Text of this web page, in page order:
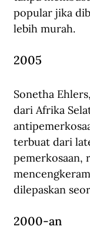
popular jika
lebih murah.
2005
Sonetha
dari Afrika
terbuat dari
pemerkosaan,
dilepaskan
2000-an